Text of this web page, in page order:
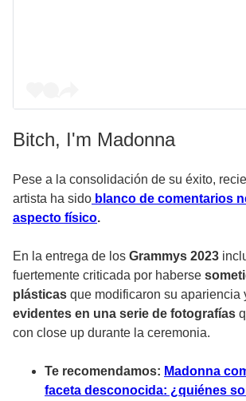
Bitch, I'm Madonna
Pese a la consolidación de su éxito,
artista ha sido blanco de comentarios
aspecto físico.
En la entrega de los Grammys 2023
fuertemente criticada por haberse
plásticas que modificaron su apariencia
evidentes en una serie de fotografías
con close up durante la ceremonia.
Te recomendamos: Madonna
faceta desconocida: ¿quiénes